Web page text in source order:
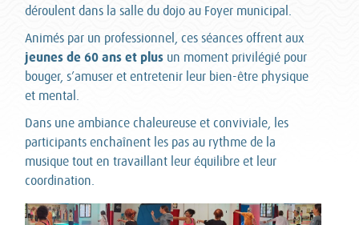
déroulent dans la salle du dojo au Foyer municipal.
Animés par un professionnel, ces séances offrent aux
jeunes de 60 ans et plus un moment privilégié pour
bouger, s’amuser et entretenir leur bien-être physique
et mental.
Dans une ambiance chaleureuse et conviviale, les
participants enchaînent les pas au rythme de la
musique tout en travaillant leur équilibre et leur
coordination.